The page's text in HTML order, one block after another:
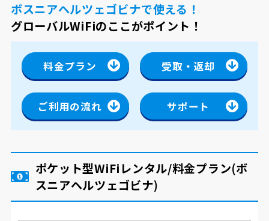
ボスニアヘルツェゴビナで使える！
グローバルWiFiのここがポイント！
料金プラン 受取・返却
ご利用の流れ サポート
ポケット型WiFiレンタル/料金プラン(ボ
スニアヘルツェゴビナ)